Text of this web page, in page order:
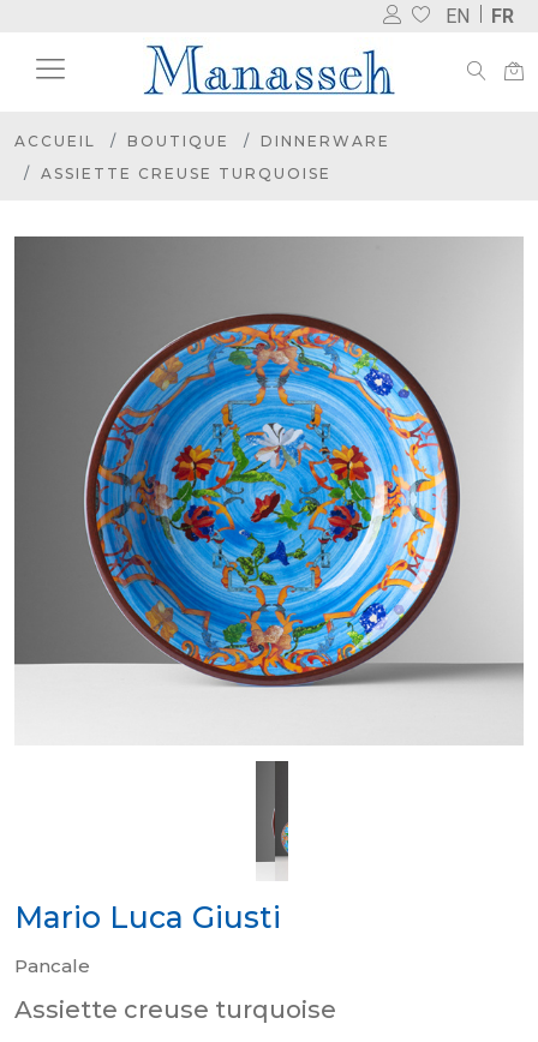
EN FR
ACCUEIL BOUTIQUE
DINNERWARE
ASSIETTE CREUSE TURQUOISE
Mario Luca Giusti
Pancale
Assiette creuse turquoise